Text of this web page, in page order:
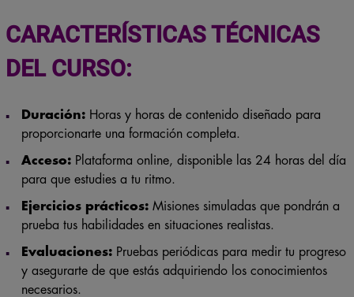
CARACTERÍSTICAS TÉCNICAS
DEL CURSO:
Duración: Horas y horas de contenido diseñado para
proporcionarte una formación completa.
Acceso: Plataforma online, disponible las 24 horas del día
para que estudies a tu ritmo.
Ejercicios prácticos: Misiones simuladas que pondrán a
prueba tus habilidades en situaciones realistas.
Evaluaciones: Pruebas periódicas para medir tu progreso
y asegurarte de que estás adquiriendo los conocimientos
necesarios.